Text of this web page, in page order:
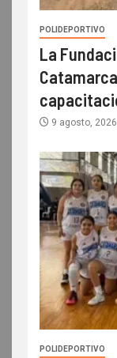
POLIDEPORTIVO
La
9 agosto, 2026
POLIDEPORTIVO